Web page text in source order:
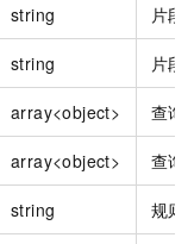
string 片段
string 片段
array<object> 查询
array<object> 查询
string 规则